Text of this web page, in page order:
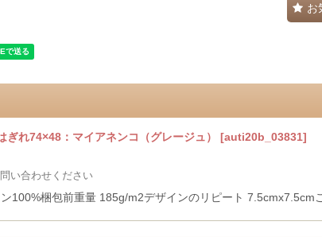
お
ぎれ74×48：マイアネンコ（グレージュ） [auti20b_03831]
い合わせください
100%梱包前重量 185g/m2デザインのリピート